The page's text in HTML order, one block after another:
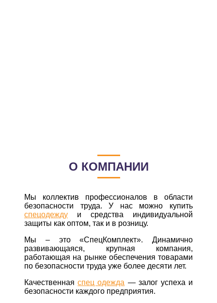
О КОМПАНИИ
Мы коллектив профессионалов в области
безопасности труда. У нас можно купить
спецодежду и средства индивидуальной
защиты как оптом, так и в розницу.
Мы – это «СпецКомплект». Динамично
развивающаяся, крупная компания,
работающая на рынке обеспечения товарами
по безопасности труда уже более десяти лет.
Качественнаяспец одежда — залог успеха и
безопасности каждого предприятия.